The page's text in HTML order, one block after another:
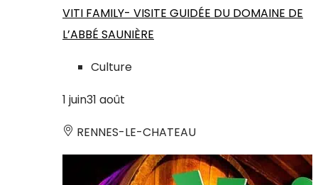
VITI FAMILY- VISITE GUIDÉE DU DOMAINE DE
L’ABBÉ SAUNIÈRE
Culture
1 juin31 août
RENNES-LE-CHATEAU